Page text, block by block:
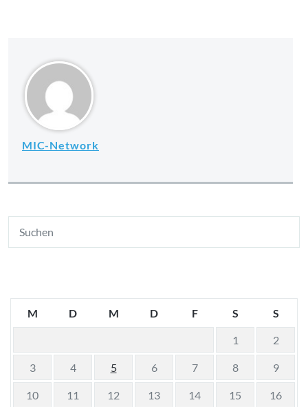
MIC-Network
M D M D F S S
1 2
3 4 5 6 7 8 9
10 11 12 13 14 15 16